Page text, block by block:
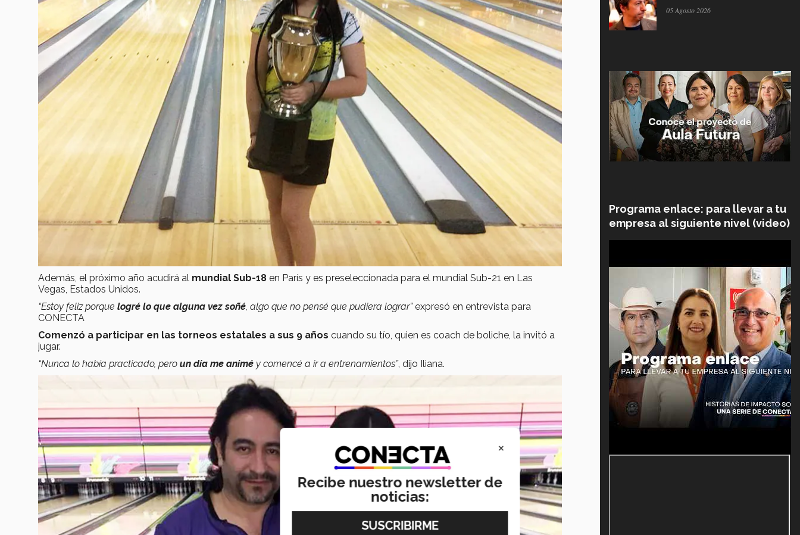
Además, el próximo año acudirá al mundial Sub-18 en París y es preseleccionada para el mundial Sub-21 en Las
Vegas, Estados Unidos.
“Estoy feliz porque logré lo que alguna vez soñé, algo que no pensé que pudiera lograr”expresó en entrevista para
CONECTA
Comenzó a participar en las torneos estatales a sus 9 años cuando su tío, quien es coach de boliche, la invitó a
jugar.
“Nunca lo había practicado, pero un día me animé y comencé a ir a entrenamientos”, dijo Iliana.
05 Agosto 2026
Programa enlace: para llevar a tu
empresa al siguiente nivel (video)
×
Recibe nuestro newsletter de
noticias: